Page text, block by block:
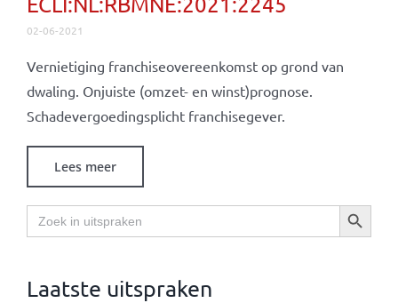
02-06-2021
Vernietiging franchiseovereenkomst op grond van
dwaling. Onjuiste (omzet- en winst)prognose.
Schadevergoedingsplicht franchisegever.
Lees meer
Zoek
naar:
Zoekknop
Laatste uitspraken